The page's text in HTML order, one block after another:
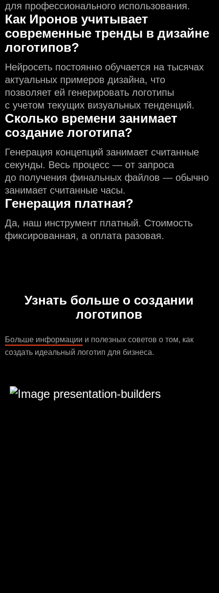
для профессионального использования.
Как Иронов учитывает
современные тренды в дизайне
логотипов?
Нейросеть постоянно обучается на тысячах
актуальных примеров дизайна, что
позволяет ей генерировать логотипы
с учeтом текущих визуальных тенденций.
Сколько времени занимает
создание логотипа?
Генерация концепций занимает считанные
секунды. Весь процесс — от запроса
до получения финальных файлов — обычно
занимает считанные часы.
Генерация платная?
Да, наш инструмент платный. Стоимость
фиксированная, а оплата разовая.
Узнать больше о создании
логотипов
Больше информации и полезных советов о том, как
создать идеальный логотип для бизнеса.